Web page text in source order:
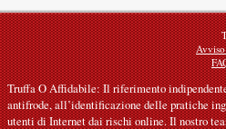
Truffa O Affidabile: Il riferimento
antifrode, all’identificazione delle pratiche
utenti di Internet dai rischi online. Il nostro